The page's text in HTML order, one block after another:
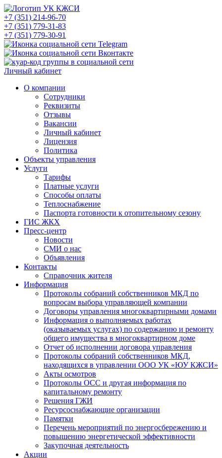
+7 (351) 214-96-70
+7 (351) 779-31-83
+7 (351) 779-30-91
Личный кабинет
О компании
Сотрудники
Реквизиты
Отзывы
Вакансии
Личный кабинет
Лицензия
Политика
Объекты управления
Услуги
Тарифы
Платные услуги
Способы оплаты
Теплоснабжение
Паспорта готовности к отопительному сезону
ГИС ЖКХ
Пресс-центр
Новости
СМИ о нас
Объявления
Контакты
Справочник жителя
Информация
Протоколы собраний собственников МКД по
вопросам выбора управляющей компании
Договоры управления многоквартирными домами
Информация о выполняемых работах
(оказываемых услугах) по содержанию и ремонту
общего имущества в многоквартирном доме
Отчет об исполнении договора управления
Протоколы собраний собственников МКД,
находящихся в управлении ООО УК «ЮУ КЖСИ»
Акты осмотров
Протоколы ОСС и другая информация по
капитальному ремонту
Решения ГЖИ
Ресурсоснабжающие организации
Памятки
Перечень мероприятий по энергосбережению и
повышению энергетической эффективности
Закупочная деятельность
Акции